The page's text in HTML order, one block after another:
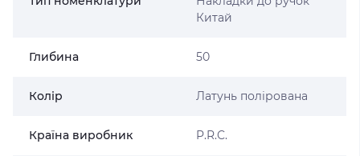
Китай
Глибина 50
Колір Латунь полірована
Країна виробник P.R.C.